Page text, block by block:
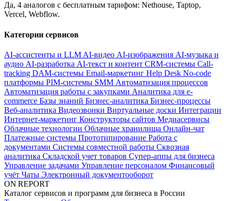
Да, 4 аналогов с бесплатным тарифом: Nethouse, Taptop,
Vercel, Webflow.
Категории сервисов
AI-ассистенты и LLM AI-видео AI-изображения AI-музыка и
аудио AI-разработка AI-текст и контент CRM-системы Call-
tracking DAM-системы Email-маркетинг Help Desk No-code
платформы PIM-системы SMM Автоматизация процессов
Автоматизация работы с закупками Аналитика для e-
commerce Базы знаний Бизнес-аналитика Бизнес-процессы
Веб-аналитика Видеозвонки Виртуальные доски Интеграции
Интернет-маркетинг Конструкторы сайтов Медиасервисы
Облачные технологии Облачные хранилища Онлайн-чат
Платежные системы Прототипирование Работа с
документами Системы совместной работы Сквозная
аналитика Складской учет товаров Супер-аппы для бизнеса
Управление задачами Управление персоналом Финансовый
учёт Чаты Электронный документооборот
ON REPORT
Каталог сервисов и программ для бизнеса в России